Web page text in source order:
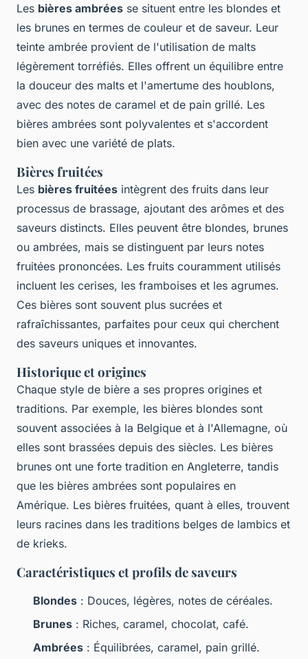
Les bières ambrées se situent entre les blondes et
les brunes en termes de couleur et de saveur. Leur
teinte ambrée provient de l'utilisation de malts
légèrement torréfiés. Elles offrent un équilibre entre
la douceur des malts et l'amertume des houblons,
avec des notes de caramel et de pain grillé. Les
bières ambrées sont polyvalentes et s'accordent
bien avec une variété de plats.
Bières fruitées
Les bières fruitées intègrent des fruits dans leur
processus de brassage, ajoutant des arômes et des
saveurs distincts. Elles peuvent être blondes, brunes
ou ambrées, mais se distinguent par leurs notes
fruitées prononcées. Les fruits couramment utilisés
incluent les cerises, les framboises et les agrumes.
Ces bières sont souvent plus sucrées et
rafraîchissantes, parfaites pour ceux qui cherchent
des saveurs uniques et innovantes.
Historique et origines
Chaque style de bière a ses propres origines et
traditions. Par exemple, les bières blondes sont
souvent associées à la Belgique et à l'Allemagne, où
elles sont brassées depuis des siècles. Les bières
brunes ont une forte tradition en Angleterre, tandis
que les bières ambrées sont populaires en
Amérique. Les bières fruitées, quant à elles, trouvent
leurs racines dans les traditions belges de lambics et
de krieks.
Caractéristiques et profils de saveurs
Blondes : Douces, légères, notes de céréales.
Brunes : Riches, caramel, chocolat, café.
Ambrées : Équilibrées, caramel, pain grillé.